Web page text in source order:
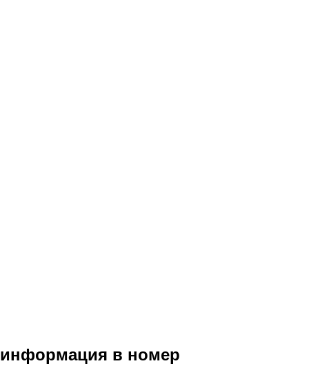
информация в номер